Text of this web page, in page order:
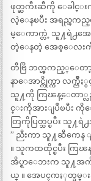
ဖုတ္ႀကီးဆီကို ေခါင္း
လဲ့ေနၿပီး အရည္ၾကည္
မ္ေကာက္တဲ့ သူ႔ရဲ႕အေ
တဲ့ေနတဲ့ အေစ့ေလးကို
တီဗြိ ဘက္ၾကည့္ေတာ့
နာေအာင္ကိုက္ကာ လက္
သူ႔ကို ကြၽန္ေတာ္လ
င္းကိုအားျပဳၿပီး
တြကိုပြတ္သပ္ၿပီး သူ႔
” ညီးကာ သူ႔ဆီကေ
။ သူကထထိုင္ၿပီး ကြ
အိပ္ရာေဘးက သူ႔အ
ယ္ ။ အေပၚကႏုတ္ခမ္